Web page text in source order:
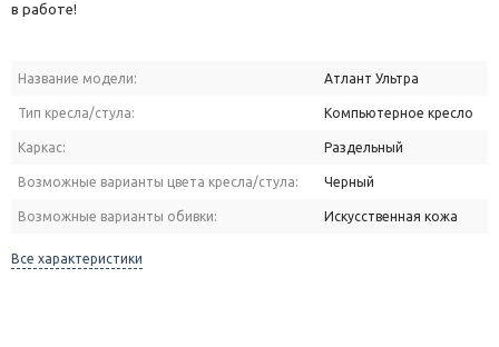
в работе!
Название модели: Атлант Ультра
Тип кресла/стула: Компьютерное кресло
Каркас: Раздельный
Возможные варианты цвета кресла/стула: Черный
Возможные варианты обивки: Искусственная кожа
Все характеристики